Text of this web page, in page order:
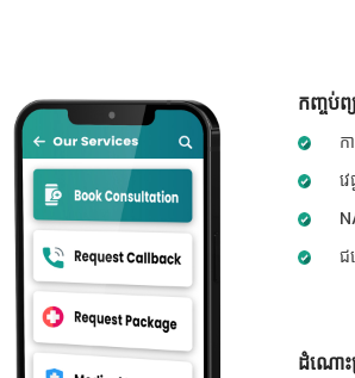
កញ្ចប់ព្
ក
វ
ជ
ដំណោះស្